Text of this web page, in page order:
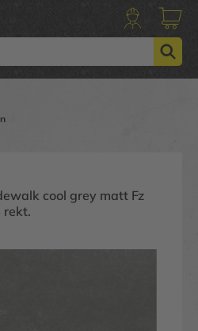
cool grey matt Fz
rekt.